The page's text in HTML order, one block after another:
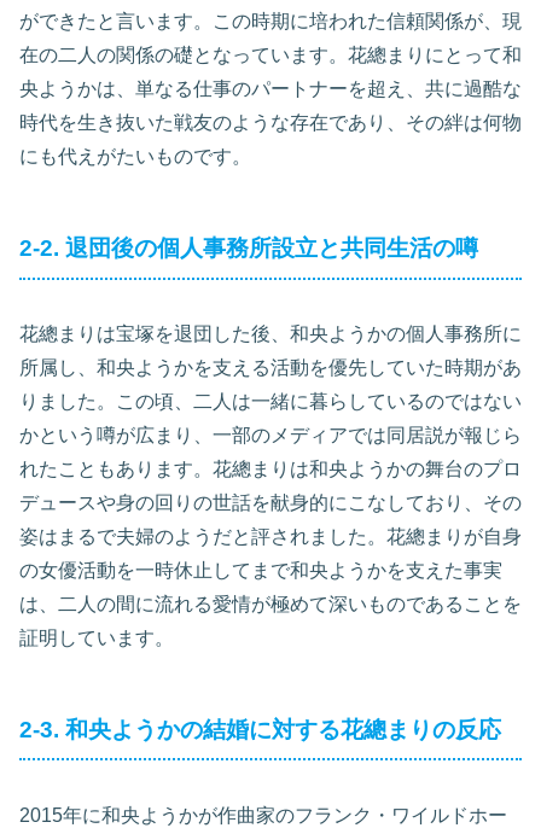
ができたと言います。この時期に培われた信頼関係が、現
在の二人の関係の礎となっています。花總まりにとって和
央ようかは、単なる仕事のパートナーを超え、共に過酷な
時代を生き抜いた戦友のような存在であり、その絆は何物
にも代えがたいものです。
2-2. 退団後の個人事務所設立と共同生活の噂
花總まりは宝塚を退団した後、和央ようかの個人事務所に
所属し、和央ようかを支える活動を優先していた時期があ
りました。この頃、二人は一緒に暮らしているのではない
かという噂が広まり、一部のメディアでは同居説が報じら
れたこともあります。花總まりは和央ようかの舞台のプロ
デュースや身の回りの世話を献身的にこなしており、その
姿はまるで夫婦のようだと評されました。花總まりが自身
の女優活動を一時休止してまで和央ようかを支えた事実
は、二人の間に流れる愛情が極めて深いものであることを
証明しています。
2-3. 和央ようかの結婚に対する花總まりの反応
2015年に和央ようかが作曲家のフランク・ワイルドホー